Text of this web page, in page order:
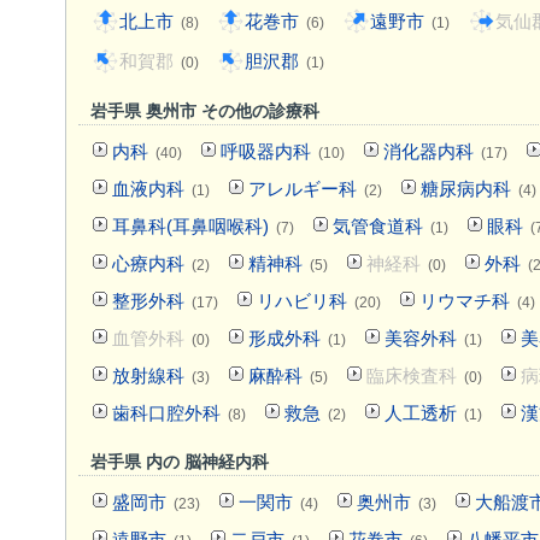
北上市 (8) 花巻市 (6) 遠野市 (1)
気仙
和賀郡 (0) 胆沢郡 (1)
岩手県 奥州市 その他の診療科
内科 (40) 呼吸器内科 (10) 消化器内科 (17)
血液内科 (1) アレルギー科 (2) 糖尿病内科 (4)
耳鼻科(耳鼻咽喉科) (7) 気管食道科 (1) 眼科
心療内科 (2) 精神科 (5) 神経科 (0) 外科
整形外科 (17) リハビリ科 (20) リウマチ科 (4)
血管外科 (0) 形成外科 (1) 美容外科 (1)
放射線科 (3) 麻酔科 (5) 臨床検査科 (0)
歯科口腔外科 (8) 救急 (2) 人工透析 (1)
岩手県 内の 脳神経内科
盛岡市 (23) 一関市 (4) 奥州市 (3)
大船渡